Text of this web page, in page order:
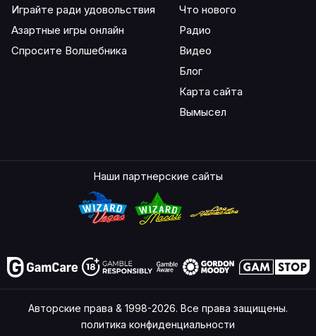
Играйте ради удовольствия
Азартные игры онлайн
Спросите Волшебника
Что нового
Радио
Видео
Блог
Карта сайта
Вымысел
Наши партнерские сайты
Авторские права & 1998-2026. Все права защищены.
политика конфиденциальности